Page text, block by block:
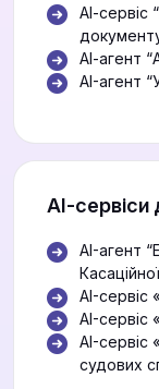
АІ-сервіс
АІ-агент
AI-агент
АІ-сервіси
AI-агент
AI-сервіс
AI-сервіс
AI-сервіс
судових